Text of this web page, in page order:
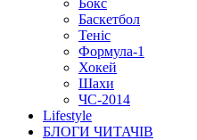
Бокс
Баскетбол
Теніс
Формула-1
Хокей
Шахи
ЧС-2014
Lifestyle
БЛОГИ ЧИТАЧІВ